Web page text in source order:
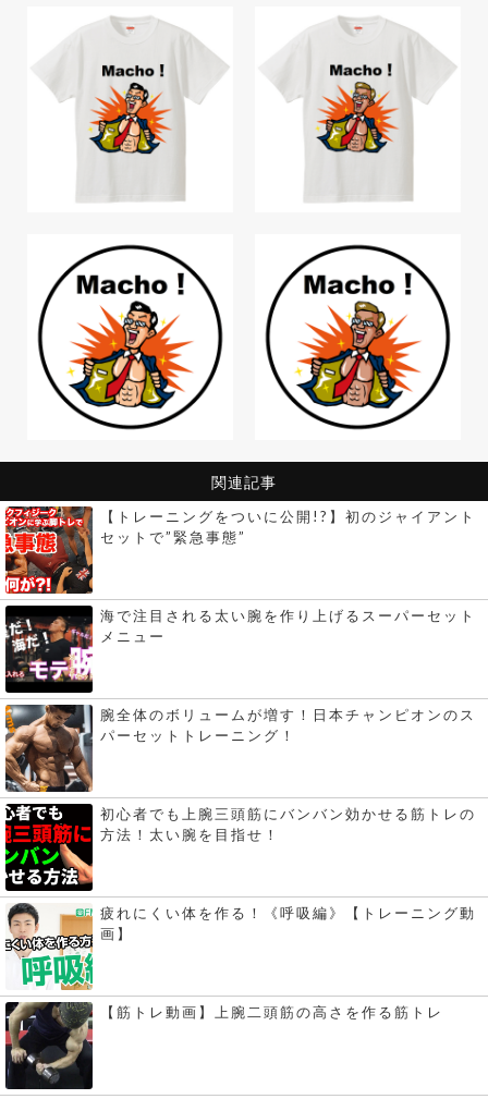
関連記事
【トレーニングをついに公開!?】初のジャイアント
セットで”緊急事態”
海で注目される太い腕を作り上げるスーパーセット
メニュー
腕全体のボリュームが増す！日本チャンピオンのス
パーセットトレーニング！
初心者でも上腕三頭筋にバンバン効かせる筋トレの
方法！太い腕を目指せ！
疲れにくい体を作る！《呼吸編》【トレーニング動
画】
【筋トレ動画】上腕二頭筋の高さを作る筋トレ